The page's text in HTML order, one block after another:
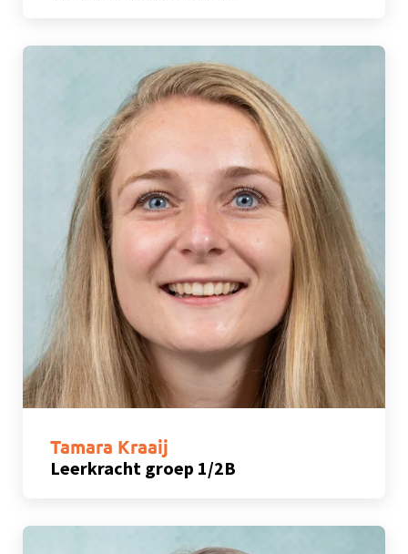
Tamara Kraaij
Leerkracht groep 1/2B